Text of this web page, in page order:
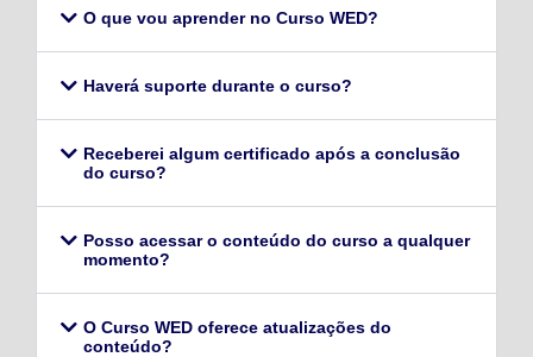
O que vou aprender no Curso WED?
Haverá suporte durante o curso?
Receberei algum certificado após a conclusão
do curso?
Posso acessar o conteúdo do curso a qualquer
momento?
O Curso WED oferece atualizações do
conteúdo?